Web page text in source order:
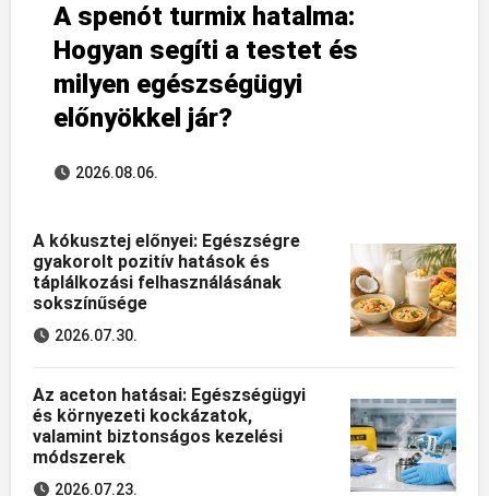
A spenót turmix hatalma:
Hogyan segíti a testet és
milyen egészségügyi
előnyökkel jár?
2026.08.06.
A kókusztej előnyei: Egészségre
gyakorolt pozitív hatások és
táplálkozási felhasználásának
sokszínűsége
2026.07.30.
Az aceton hatásai: Egészségügyi
és környezeti kockázatok,
valamint biztonságos kezelési
módszerek
2026.07.23.